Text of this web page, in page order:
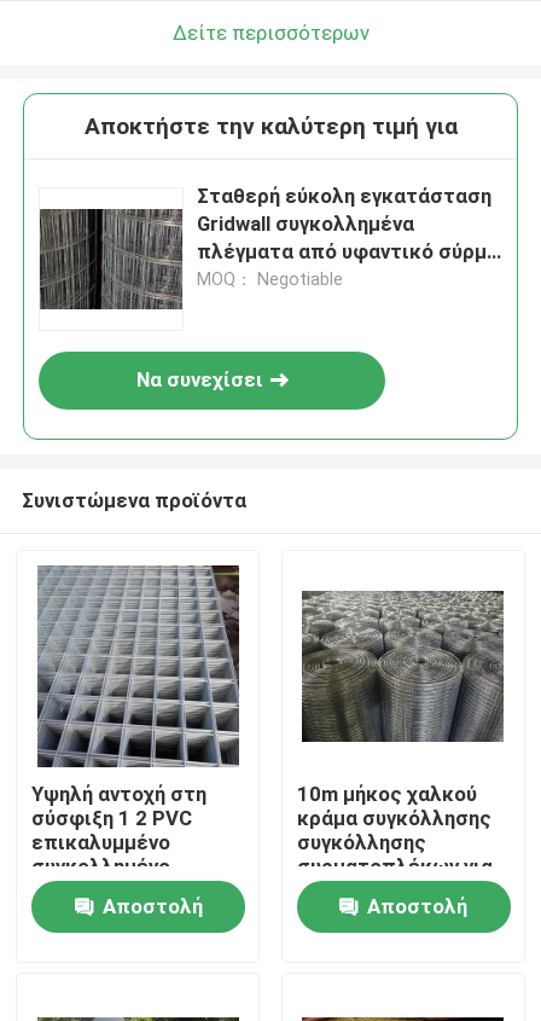
Σπίτι
Προϊόντα
Σχετικά με εμάς
Δείτε περισσότερων
Αποκτήστε την καλύτερη τιμή για
Σταθερή εύκολη εγκατάσταση
Gridwall συγκολλημένα
πλέγματα από υφαντικό σύρμα
σε εφαρμογές γύψου
MOQ： Negotiable
Να συνεχίσει
Συνιστώμενα προϊόντα
Υψηλή αντοχή στη
σύσφιξη 1 2 PVC
επικαλυμμένο
συγκολλημένο
συρματόπλεγμα
πάχος 0,5 mm ∼ 1,0
mm
Αποστολή
10m μήκος χαλκού
κράμα συγκόλλησης
συγκόλλησης
συρματοπλέκων για
ανώτερη και συνεπή
απόδοση
συγκόλλησης
Αποστολή